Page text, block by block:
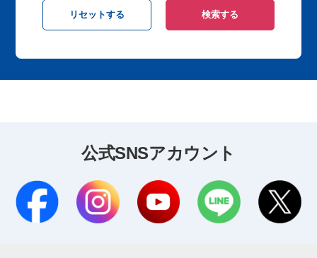
公式SNSアカウント